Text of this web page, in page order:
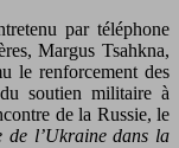
par téléphone
Margus Tsahkna,
le renforcement des
soutien militaire à
de la Russie, le
de l’Ukraine dans la